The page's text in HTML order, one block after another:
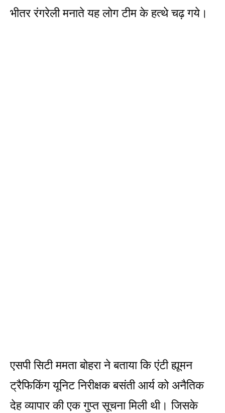
भीतर रंगरेली मनाते यह लोग ​टीम के हत्थे चढ़ गये।
एसपी सिटी ममता बोहरा ने बताया कि एंटी ह्यूमन
ट्रैफिकिंग यूनिट निरीक्षक बसंती आर्य को अनैतिक
देह व्यापार की एक गुप्त सूचना मिली थी। जिसके